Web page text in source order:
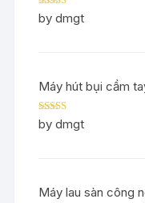
Rated5out
of 5
by dmgt
Máy hút bụi cầm
Rated5out
of 5
by dmgt
Máy lau sàn công